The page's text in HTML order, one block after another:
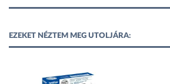
EZEKET NÉZTEM MEG UTOLJÁRA: